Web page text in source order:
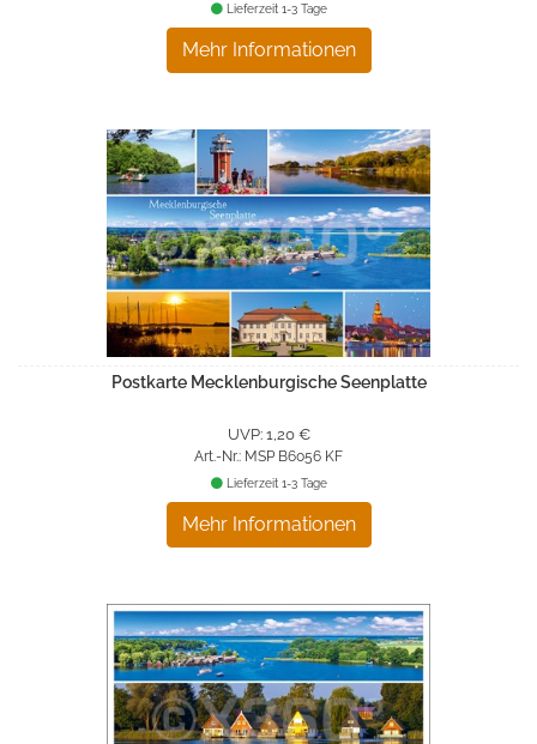
Mehr Informationen
Lieferzeit 1-3 Tage
Postkarte Mecklenburgische Seenplatte
UVP: 1,20 €
Art.-Nr.: MSP B6056 KF
Mehr Informationen
Lieferzeit 1-3 Tage